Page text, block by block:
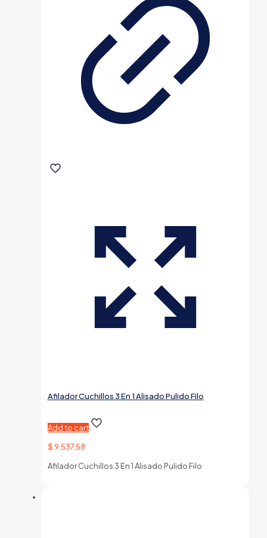
Afilador Cuchillos 3 En 1 Alisado Pulido Filo
Add to cart
$ 9.537,58
Afilador Cuchillos 3 En 1 Alisado Pulido Filo